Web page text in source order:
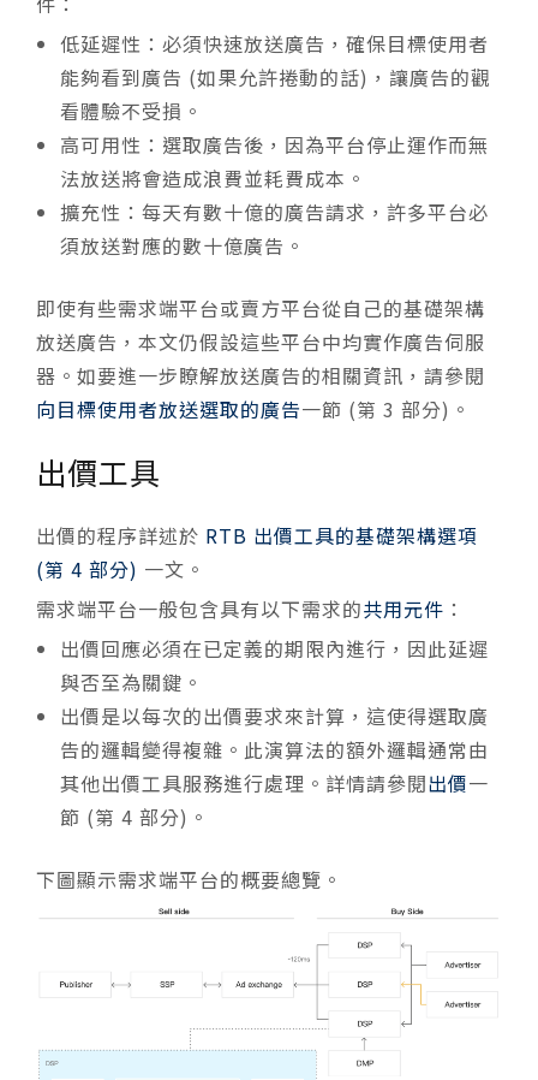
低延遲性：必須快速放送廣告，確保目標使用者
能夠看到廣告 (如果允許捲動的話)，讓廣告的觀
看體驗不受損。
高可用性：選取廣告後，因為平台停止運作而無
法放送將會造成浪費並耗費成本。
擴充性：每天有數十億的廣告請求，許多平台必
須放送對應的數十億廣告。
即使有些需求端平台或賣方平台從自己的基礎架構
放送廣告，本文仍假設這些平台中均實作廣告伺服
器。如要進一步瞭解放送廣告的相關資訊，請參閱
向目標使用者放送選取的廣告一節 (第 3 部分)。
出價工具
出價的程序詳述於 RTB 出價工具的基礎架構選項
(第 4 部分) 一文。
需求端平台一般包含具有以下需求的共用元件 ：
出價回應必須在已定義的期限內進行，因此延遲
與否至為關鍵。
出價是以每次的出價要求來計算，這使得選取廣
告的邏輯變得複雜。此演算法的額外邏輯通常由
其他出價工具服務進行處理。詳情請參閱出價一
節 (第 4 部分)。
下圖顯示需求端平台的概要總覽。